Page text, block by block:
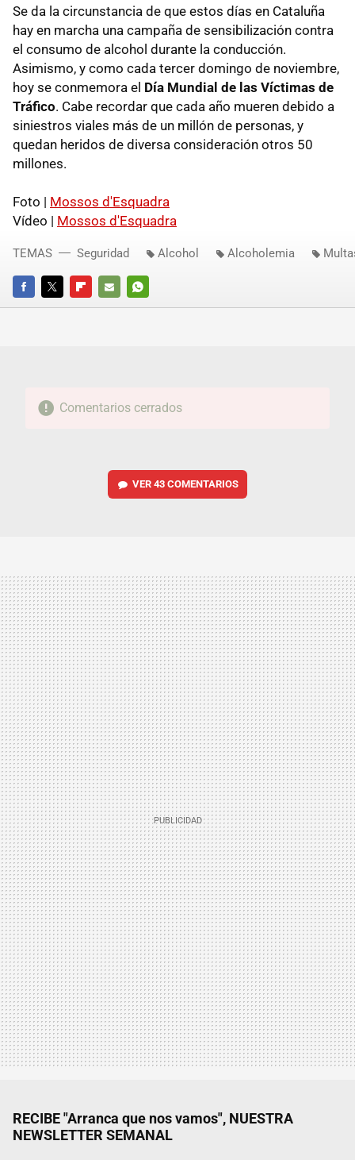
Se da la circunstancia de que estos días en Cataluña
hay en marcha una campaña de sensibilización contra
el consumo de alcohol durante la conducción.
Asimismo, y como cada tercer domingo de noviembre,
hoy se conmemora el Día Mundial de las Víctimas de
Tráfico. Cabe recordar que cada año mueren debido a
siniestros viales más de un millón de personas, y
quedan heridos de diversa consideración otros 50
millones.
Foto | Mossos d'Esquadra
Vídeo | Mossos d'Esquadra
FACEBOOKTWITTERFLIPBOARD
E-
WHATSAPP
TEMAS Seguridad Alcohol Alcoholemia
Comentarios cerrados
VER 43 COMENTARIOS
RECIBE "Arranca que nos vamos", NUESTRA
NEWSLETTER SEMANAL